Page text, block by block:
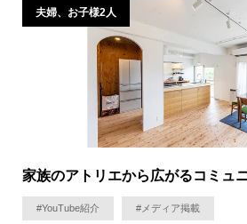
夫婦、お子様2人
家族のアトリエから広がるコミュ
#YouTube紹介 #メディア掲載